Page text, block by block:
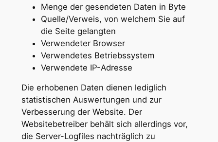
Menge der gesendeten Daten in Byte
Quelle/Verweis, von welchem Sie auf
die Seite gelangten
Verwendeter Browser
Verwendetes Betriebssystem
Verwendete IP-Adresse
Die erhobenen Daten dienen lediglich
statistischen Auswertungen und zur
Verbesserung der Website. Der
Websitebetreiber behält sich allerdings vor,
die Server-Logfiles nachträglich zu